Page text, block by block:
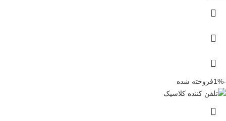
-1% فروخته شده